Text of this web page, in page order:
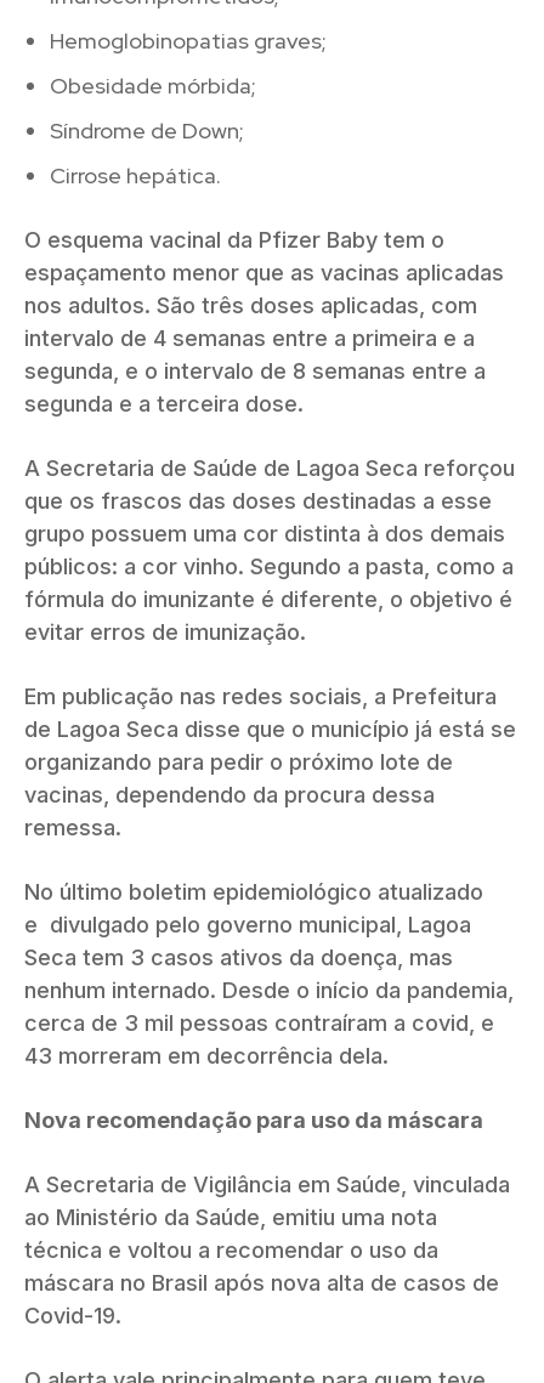
Hemoglobinopatias graves;
Obesidade mórbida;
Síndrome de Down;
Cirrose hepática.
O esquema vacinal da Pfizer Baby tem o
espaçamento menor que as vacinas aplicadas
nos adultos. São três doses aplicadas, com
intervalo de 4 semanas entre a primeira e a
segunda, e o intervalo de 8 semanas entre a
segunda e a terceira dose.
A Secretaria de Saúde de Lagoa Seca reforçou
que os frascos das doses destinadas a esse
grupo possuem uma cor distinta à dos demais
públicos: a cor vinho. Segundo a pasta, como a
fórmula do imunizante é diferente, o objetivo é
evitar erros de imunização.
Em publicação nas redes sociais, a Prefeitura
de Lagoa Seca disse que o município já está se
organizando para pedir o próximo lote de
vacinas, dependendo da procura dessa
remessa.
No último boletim epidemiológico atualizado
e divulgado pelo governo municipal, Lagoa
Seca tem 3 casos ativos da doença, mas
nenhum internado. Desde o início da pandemia,
cerca de 3 mil pessoas contraíram a covid, e
43 morreram em decorrência dela.
Nova recomendação para uso da máscara
A Secretaria de Vigilância em Saúde, vinculada
ao Ministério da Saúde, emitiu uma nota
técnica e voltou a recomendar o uso da
máscara no Brasil após nova alta de casos de
Covid-19.